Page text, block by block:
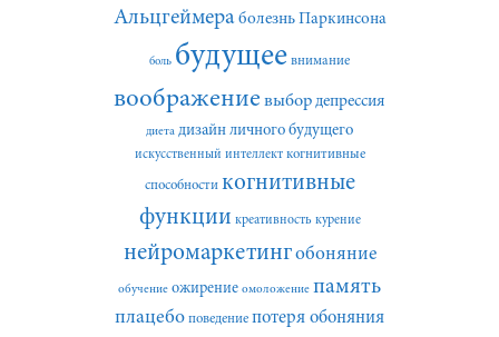
Альцгеймера болезнь Паркинсона
боль будущее внимание
воображение выбор депрессия
диета дизайн личного будущего
искусственный интеллект когнитивные
способности когнитивные
функции креативность курение
нейромаркетингобоняние
обучение ожирение омоложение память
плацебо поведение потеря обоняния